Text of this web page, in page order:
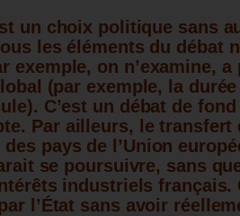
un choix politique sans
les éléments du débat
exemple, on n’examine, a
(par exemple, la durée
C’est un débat de fond
Par ailleurs, le transfert
pays de l’Union
se poursuivre, sans
industriels français.
l’État sans avoir